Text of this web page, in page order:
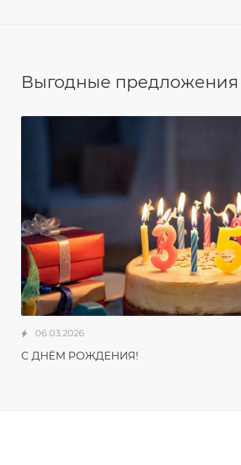
Выгодные предложения
06.03.2026
С ДНЁМ РОЖДЕНИЯ!